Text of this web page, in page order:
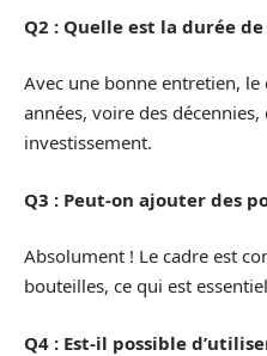
Q2 : Quelle est la durée
Avec une bonne entretien,
années, voire des
investissement.
Q3 : Peut-on ajouter des
Absolument ! Le cadre est
bouteilles, ce qui est
Q4 : Est-il possible